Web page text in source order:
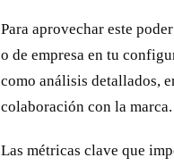
Para aprovechar este
o de empresa en tu
como análisis detallados,
colaboración con la marca.
Las métricas clave que